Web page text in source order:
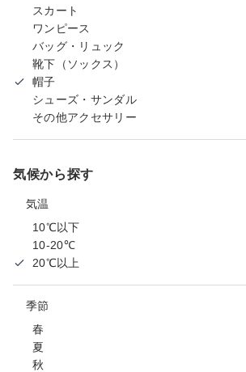
スカート
ワンピース
バッグ・リュック
靴下（ソックス）
帽子
シューズ・サンダル
その他アクセサリー
気候から探す
気温
10℃以下
10-20℃
20℃以上
季節
春
夏
秋